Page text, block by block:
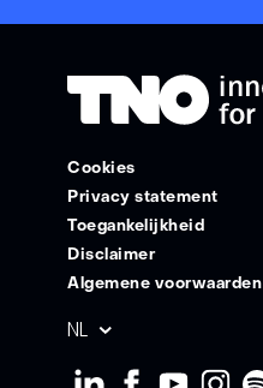
Cookies
Privacy statement
Toegankelijkheid
Disclaimer
Algemene voorwaarden
NL